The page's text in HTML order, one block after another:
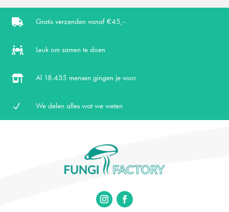
 Gratis verzenden vanaf €45,-
 Leuk om samen te doen
 Al 18.435 mensen gingen je voor
N We delen alles wat we weten